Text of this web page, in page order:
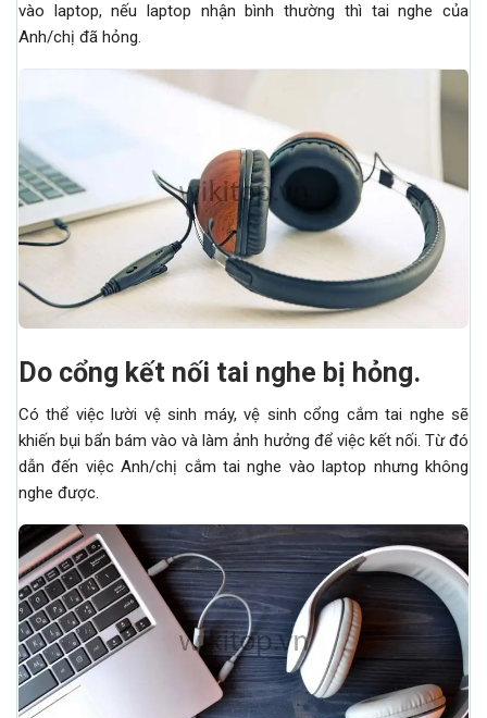
vào laptop, nếu laptop nhận bình thường thì tai nghe của
Anh/chị đã hỏng.
Do cổng kết nối tai nghe bị hỏng.
Có thể việc lười vệ sinh máy, vệ sinh cổng cắm tai nghe sẽ
khiến bụi bẩn bám vào và làm ảnh hưởng để việc kết nối. Từ đó
dẫn đến việc Anh/chị cắm tai nghe vào laptop nhưng không
nghe được.